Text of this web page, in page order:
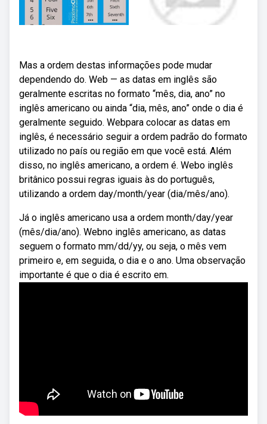
Mas a ordem destas informações pode mudar
dependendo do. Web — as datas em inglês são
geralmente escritas no formato “mês, dia, ano” no
inglês americano ou ainda “dia, mês, ano” onde o dia é
geralmente seguido. Webpara colocar as datas em
inglês, é necessário seguir a ordem padrão do formato
utilizado no país ou região em que você está. Além
disso, no inglês americano, a ordem é. Webo inglês
britânico possui regras iguais às do português,
utilizando a ordem day/month/year (dia/mês/ano).
Já o inglês americano usa a ordem month/day/year
(mês/dia/ano). Webno inglês americano, as datas
seguem o formato mm/dd/yy, ou seja, o mês vem
primeiro e, em seguida, o dia e o ano. Uma observação
importante é que o dia é escrito em.